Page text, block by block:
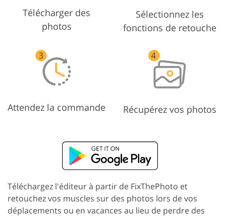
Télécharger des
photos
Sélectionnez les
fonctions de retouche
Attendez la commande Récupérez vos photos
Téléchargez l'éditeur à partir de FixThePhoto et
retouchez vos muscles sur des photos lors de vos
déplacements ou en vacances au lieu de perdre des